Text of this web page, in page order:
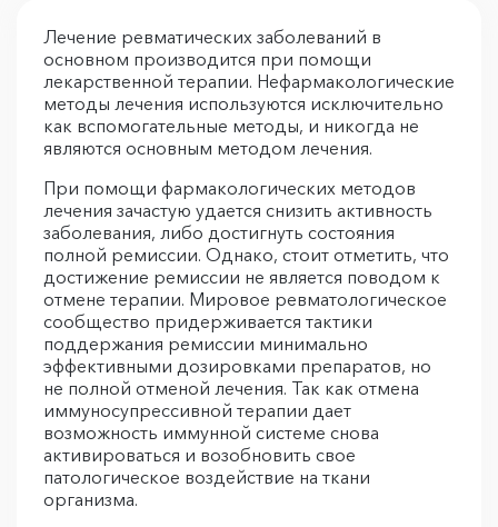
Лечение ревматических заболеваний в
основном производится при помощи
лекарственной терапии. Нефармакологические
методы лечения используются исключительно
как вспомогательные методы, и никогда не
являются основным методом лечения.
При помощи фармакологических методов
лечения зачастую удается снизить активность
заболевания, либо достигнуть состояния
полной ремиссии. Однако, стоит отметить, что
достижение ремиссии не является поводом к
отмене терапии. Мировое ревматологическое
сообщество придерживается тактики
поддержания ремиссии минимально
эффективными дозировками препаратов, но
не полной отменой лечения. Так как отмена
иммуносупрессивной терапии дает
возможность иммунной системе снова
активироваться и возобновить свое
патологическое воздействие на ткани
организма.